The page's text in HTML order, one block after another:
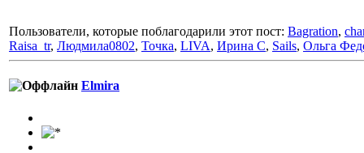
Пользователи, которые поблагодарили этот пост: Bagration,
Raisa_tr, Людмила0802, Точка, LIVA, Ирина С, Sails, Ольга
Elmira